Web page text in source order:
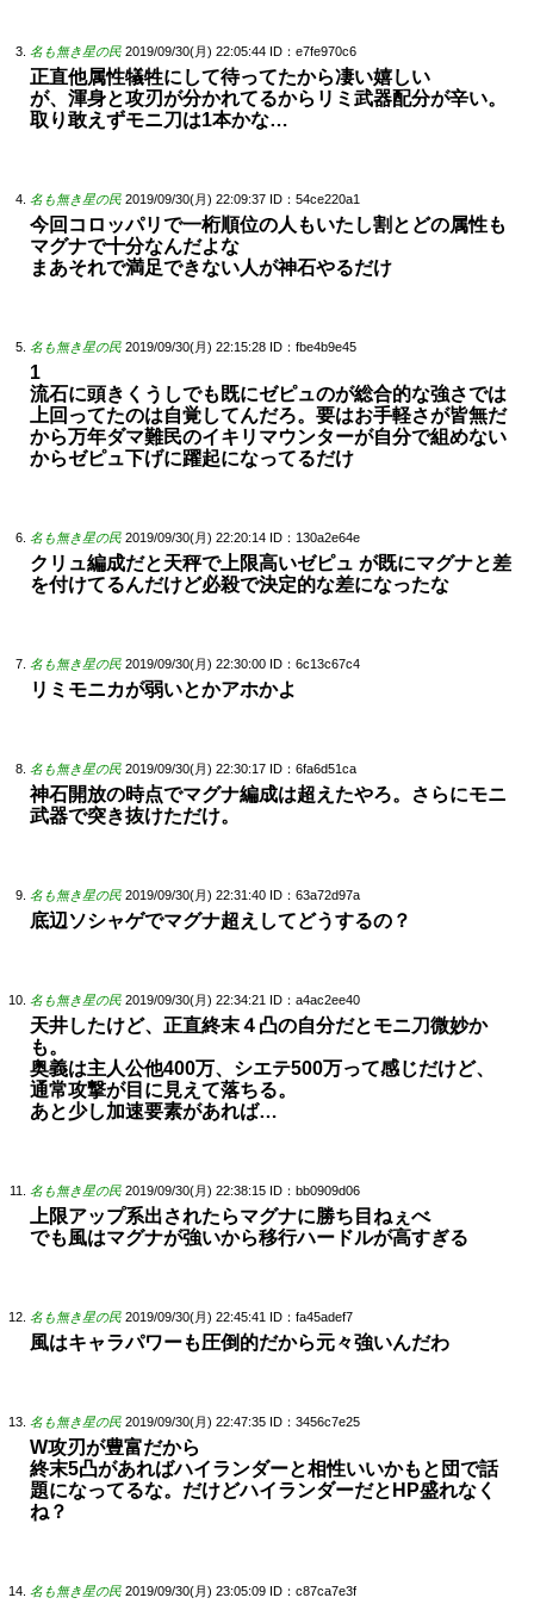
名も無き星の民 2019/09/30(月) 22:05:44 ID：e7fe970c6
正直他属性犠牲にして待ってたから凄い嬉しい
が、渾身と攻刃が分かれてるからリミ武器配分が辛い。
取り敢えずモニ刀は1本かな…
名も無き星の民 2019/09/30(月) 22:09:37 ID：54ce220a1
今回コロッパリで一桁順位の人もいたし割とどの属性も
マグナで十分なんだよな
まあそれで満足できない人が神石やるだけ
名も無き星の民 2019/09/30(月) 22:15:28 ID：fbe4b9e45
1
流石に頭きくうしでも既にゼピュのが総合的な強さでは
上回ってたのは自覚してんだろ。要はお手軽さが皆無だ
から万年ダマ難民のイキリマウンターが自分で組めない
からゼピュ下げに躍起になってるだけ
名も無き星の民 2019/09/30(月) 22:20:14 ID：130a2e64e
クリュ編成だと天秤で上限高いゼピュ が既にマグナと差
を付けてるんだけど必殺で決定的な差になったな
名も無き星の民 2019/09/30(月) 22:30:00 ID：6c13c67c4
リミモニカが弱いとかアホかよ
名も無き星の民 2019/09/30(月) 22:30:17 ID：6fa6d51ca
神石開放の時点でマグナ編成は超えたやろ。さらにモニ
武器で突き抜けただけ。
名も無き星の民 2019/09/30(月) 22:31:40 ID：63a72d97a
底辺ソシャゲでマグナ超えしてどうするの？
名も無き星の民 2019/09/30(月) 22:34:21 ID：a4ac2ee40
天井したけど、正直終末４凸の自分だとモニ刀微妙か
も。
奥義は主人公他400万、シエテ500万って感じだけど、
通常攻撃が目に見えて落ちる。
あと少し加速要素があれば…
名も無き星の民 2019/09/30(月) 22:38:15 ID：bb0909d06
上限アップ系出されたらマグナに勝ち目ねぇべ
でも風はマグナが強いから移行ハードルが高すぎる
名も無き星の民 2019/09/30(月) 22:45:41 ID：fa45adef7
風はキャラパワーも圧倒的だから元々強いんだわ
名も無き星の民 2019/09/30(月) 22:47:35 ID：3456c7e25
W攻刃が豊富だから
終末5凸があればハイランダーと相性いいかもと団で話
題になってるな。だけどハイランダーだとHP盛れなく
ね？
名も無き星の民 2019/09/30(月) 23:05:09 ID：c87ca7e3f